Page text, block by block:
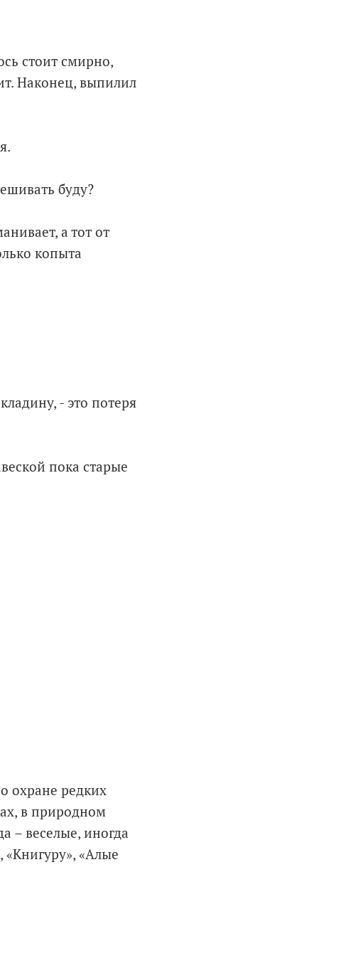
стоит смирно,
Наконец, выпилил
буду?
а тот от
копыта
- это потеря
пока старые
охране редких
в природном
– веселые, иногда
«Книгуру», «Алые